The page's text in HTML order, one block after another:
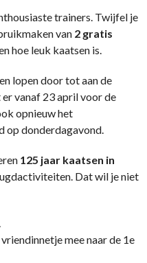
trainers. Twijfel je
van 2 gratis
hoe leuk kaatsen is.
lopen door tot aan de
vanaf 23 april voor de
opnieuw het
op donderdagavond.
125 jaar kaatsen in
Dat wil je niet
mee naar de 1e